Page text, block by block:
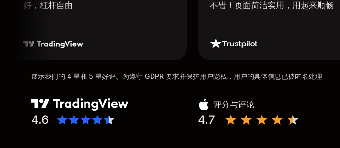
好，杠杆自由 不错！页面简洁实用，用起来顺畅
展示我们的 4 星和 5 星好评。为遵守 GDPR 要求并保护用户隐私，用户的具体信息已被匿名处理
4.6
评分与评论
4.7